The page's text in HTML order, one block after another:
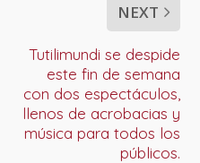
NEXT
Tutilimundi se despide
este fin de semana
con dos espectáculos,
llenos de acrobacias y
música para todos los
públicos.